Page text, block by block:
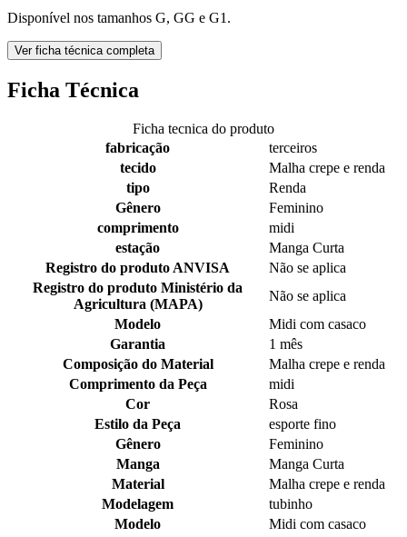
Disponível nos tamanhos G, GG e G1.
Ver ficha técnica completa
Ficha Técnica
Ficha tecnica do produto
fabricação
terceiros
tecido
Malha crepe e renda
tipo
Renda
Gênero
Feminino
comprimento
midi
estação
Manga Curta
Registro do produto ANVISA
Não se aplica
Registro do produto Ministério da
Agricultura (MAPA)
Não se aplica
Modelo
Midi com casaco
Garantia
1 mês
Composição do Material
Malha crepe e renda
Comprimento da Peça
midi
Cor
Rosa
Estilo da Peça
esporte fino
Gênero
Feminino
Manga
Manga Curta
Material
Malha crepe e renda
Modelagem
tubinho
Modelo
Midi com casaco